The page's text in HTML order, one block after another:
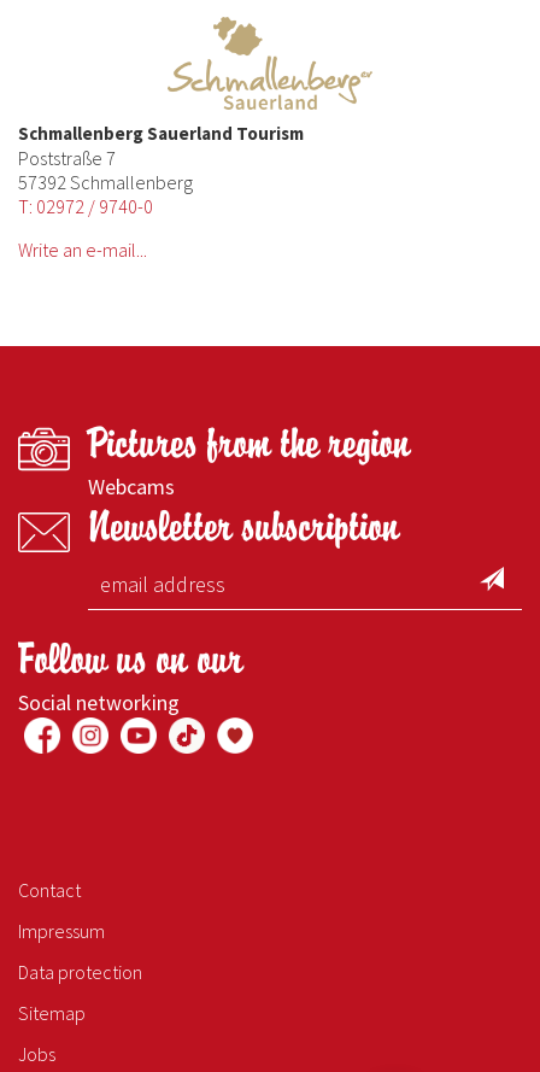
Schmallenberg Sauerland Tourism
Poststraße 7
57392 Schmallenberg
T: 02972 / 9740-0
Write an e-mail...
Pictures from the region
Webcams
Newsletter subscription
Follow us on our
Social networking
Contact
Impressum
Data protection
Sitemap
Jobs